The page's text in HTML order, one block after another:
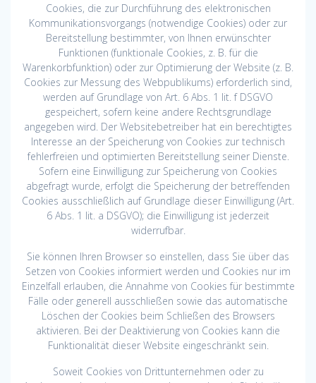
Cookies, die zur Durchführung des elektronischen
Kommunikationsvorgangs (notwendige Cookies) oder zur
Bereitstellung bestimmter, von Ihnen erwünschter
Funktionen (funktionale Cookies, z. B. für die
Warenkorbfunktion) oder zur Optimierung der Website (z. B.
Cookies zur Messung des Webpublikums) erforderlich sind,
werden auf Grundlage von Art. 6 Abs. 1 lit. f DSGVO
gespeichert, sofern keine andere Rechtsgrundlage
angegeben wird. Der Websitebetreiber hat ein berechtigtes
Interesse an der Speicherung von Cookies zur technisch
fehlerfreien und optimierten Bereitstellung seiner Dienste.
Sofern eine Einwilligung zur Speicherung von Cookies
abgefragt wurde, erfolgt die Speicherung der betreffenden
Cookies ausschließlich auf Grundlage dieser Einwilligung (Art.
6 Abs. 1 lit. a DSGVO); die Einwilligung ist jederzeit
widerrufbar.
Sie können Ihren Browser so einstellen, dass Sie über das
Setzen von Cookies informiert werden und Cookies nur im
Einzelfall erlauben, die Annahme von Cookies für bestimmte
Fälle oder generell ausschließen sowie das automatische
Löschen der Cookies beim Schließen des Browsers
aktivieren. Bei der Deaktivierung von Cookies kann die
Funktionalität dieser Website eingeschränkt sein.
Soweit Cookies von Drittunternehmen oder zu